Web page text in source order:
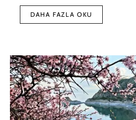
DAHA FAZLA OKU